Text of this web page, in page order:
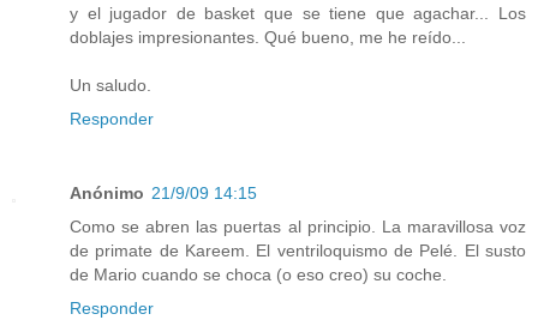
y el jugador de basket que se tiene que agachar... Los
doblajes impresionantes. Qué bueno, me he reído...
Un saludo.
Responder
Anónimo 21/9/09 14:15
Como se abren las puertas al principio. La maravillosa voz
de primate de Kareem. El ventriloquismo de Pelé. El susto
de Mario cuando se choca (o eso creo) su coche.
Responder